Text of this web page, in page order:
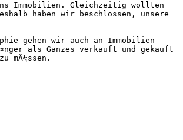
Immobilien. Gleichzeitig wollten
haben wir beschlossen, unsere
gehen wir auch an Immobilien
als Ganzes verkauft und gekauft
mÃ¼ssen.